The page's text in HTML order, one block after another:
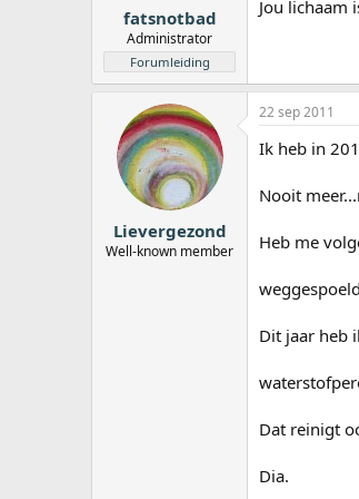
fatsnotbad
Administrator
Forumleiding
Jou lichaam
Lievergezond
Well-known member
22 sep 2011
Ik heb in
Nooit
Heb me
Dit jaar heb
Dat reinigt
Dia.